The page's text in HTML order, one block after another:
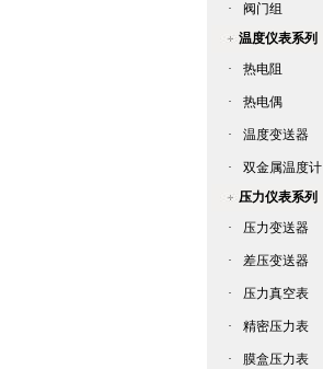
·
阀门组
温度仪表系列
·
热电阻
· 热电偶
· 温度变送器
·
双金属温度计
压力仪表系列
·
压力变送器
· 差压变送器
· 压力真空表
· 精密压力表
· 膜盒压力表